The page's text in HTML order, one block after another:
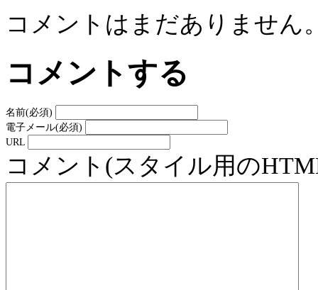
コメントはまだありません
コメントする
名前(必須)
電子メール(必須)
URL
コメント(スタイル用の